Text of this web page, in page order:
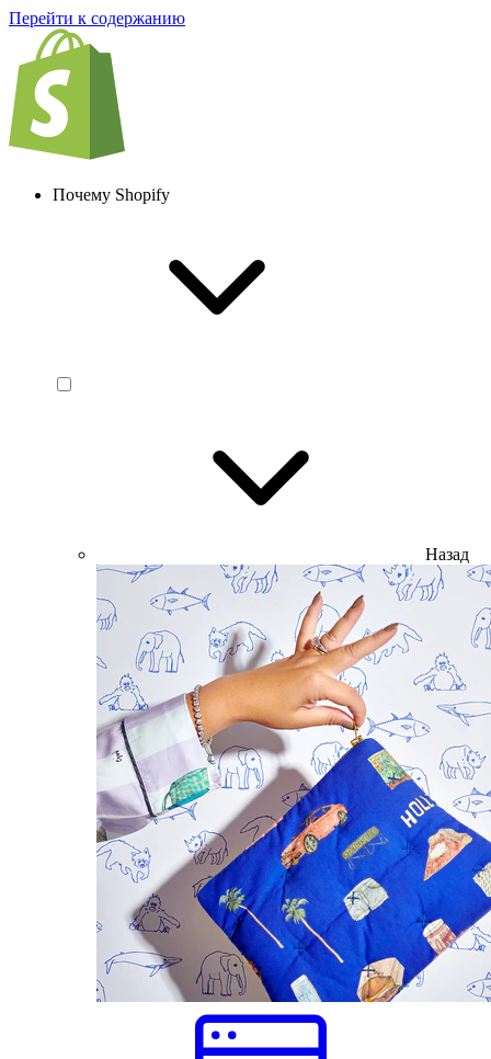
Перейти к содержанию
Почему Shopify
Назад